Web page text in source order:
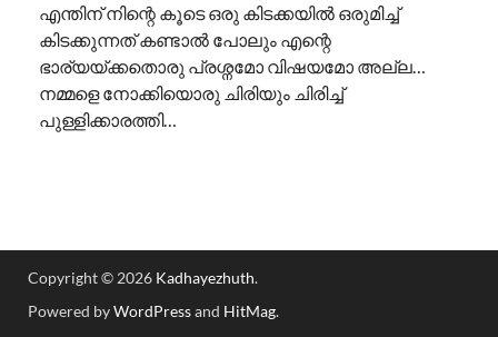
എന്തിന് നിന്റെ കൂടെ ഒരു കിടക്കയിൽ ഒരുമിച്ച്
കിടക്കുന്നത് കണ്ടാൽ പോലും എന്റെ
ഭാര്യയ്ക്കതൊരു പ്രശ്നമോ വിഷയമോ അല്ല…
നമ്മളെ നോക്കിയൊരു ചിരിയും ചിരിച്ച്
പുള്ളിക്കാരത്തി…
Copyright © 2026 Kadhayezhuth.
Powered byWordPressand HitMag.